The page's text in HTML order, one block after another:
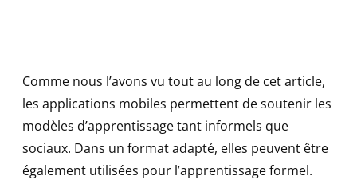
Comme nous l’avons vu tout au long de cet article,
les applications mobiles permettent de soutenir les
modèles d’apprentissage tant informels que
sociaux. Dans un format adapté, elles peuvent être
également utilisées pour l’apprentissage formel.